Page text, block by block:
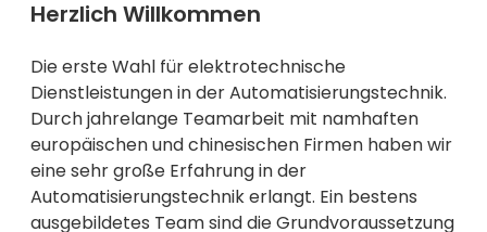
Herzlich Willkommen
Die erste Wahl für elektrotechnische
Dienstleistungen in der Automatisierungstechnik.
Durch jahrelange Teamarbeit mit namhaften
europäischen und chinesischen Firmen haben wir
eine sehr große Erfahrung in der
Automatisierungstechnik erlangt. Ein bestens
ausgebildetes Team sind die Grundvoraussetzung